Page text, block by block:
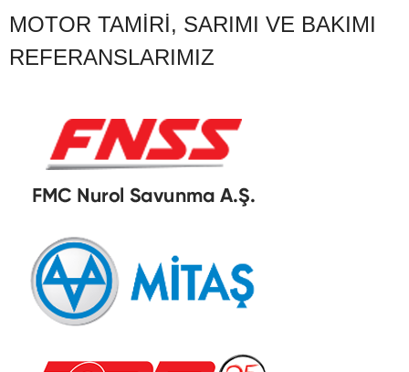
MOTOR TAMIRI, SARIMI VE BAKIMI
REFERANSLARIMIZ